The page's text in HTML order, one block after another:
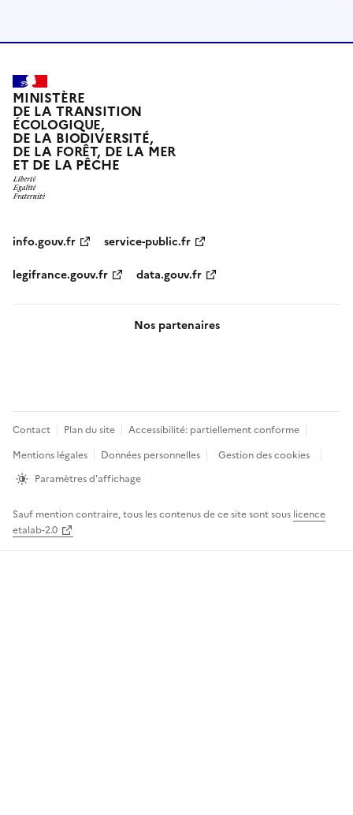
MINISTÈRE
DE LA TRANSITION
ÉCOLOGIQUE,
DE LA BIODIVERSITÉ,
DE LA FORÊT, DE LA MER
ET DE LA PÊCHE
info.gouv.fr
service-public.fr
legifrance.gouv.fr
data.gouv.fr
Nos partenaires
Pied
de
page
Contact Plan du site
Accessibilité: partiellement conforme
Mentions légales
Données personnelles
Gestion des cookies
Paramètres d'affichage
Sauf mention contraire, tous les contenus de ce site sont sous licence
etalab-2.0